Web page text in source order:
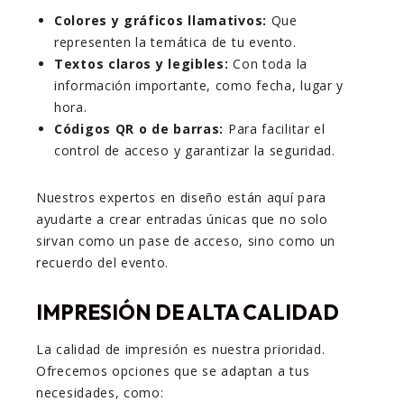
Colores y gráficos llamativos: Que
representen la temática de tu evento.
Textos claros y legibles: Con toda la
información importante, como fecha, lugar y
hora.
Códigos QR o de barras: Para facilitar el
control de acceso y garantizar la seguridad.
Nuestros expertos en diseño están aquí para
ayudarte a crear entradas únicas que no solo
sirvan como un pase de acceso, sino como un
recuerdo del evento.
IMPRESIÓN DE ALTA CALIDAD
La calidad de impresión es nuestra prioridad.
Ofrecemos opciones que se adaptan a tus
necesidades, como: